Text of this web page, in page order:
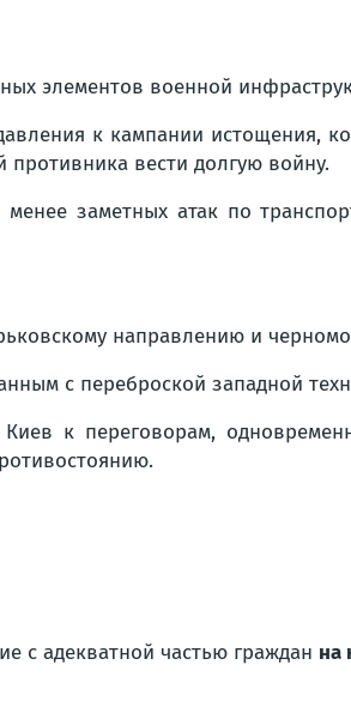
элементов военной
к кампании истощения,
вести долгую войну.
заметных атак по
направлению и
с переброской западной
к переговорам,
с адекватной частью граждан на